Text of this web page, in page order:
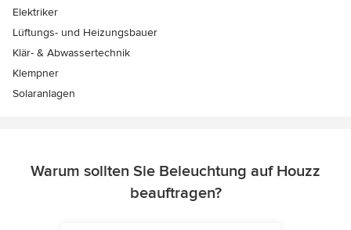
Elektriker
Lüftungs- und Heizungsbauer
Klär- & Abwassertechnik
Klempner
Solaranlagen
Warum sollten Sie Beleuchtung auf Houzz
beauftragen?